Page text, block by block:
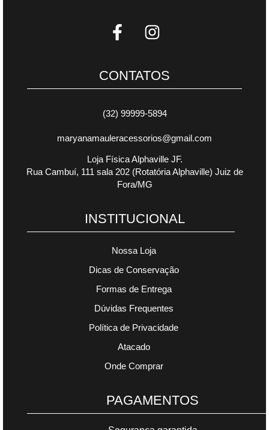
CONTATOS
(32) 99999-5894
maryanamauleracessorios@gmail.com
Loja Física Alphaville JF.
Rua Cambuí, 111 sala 202 (Rotatória Alphaville) Juiz de
Fora/MG
INSTITUCIONAL
Nossa Loja
Dicas de Conservação
Formas de Entrega
Dúvidas Frequentes
Política de Privacidade
Atacado
Onde Comprar
PAGAMENTOS